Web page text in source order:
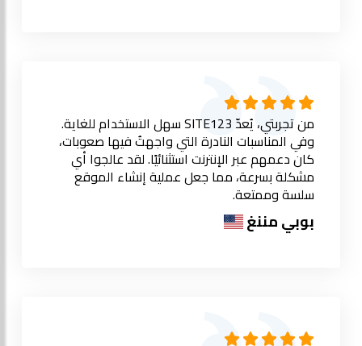
من تجربتي، يُعدّ SITE123 سهل الاستخدام للغاية.
وفي المناسبات النادرة التي واجهتُ فيها صعوبات،
كان دعمهم عبر الإنترنت استثنائيًا. لقد عالجوا أي
مشكلة بسرعة، مما جعل عملية إنشاء الموقع
سلسة وممتعة.
بوبي مننغ